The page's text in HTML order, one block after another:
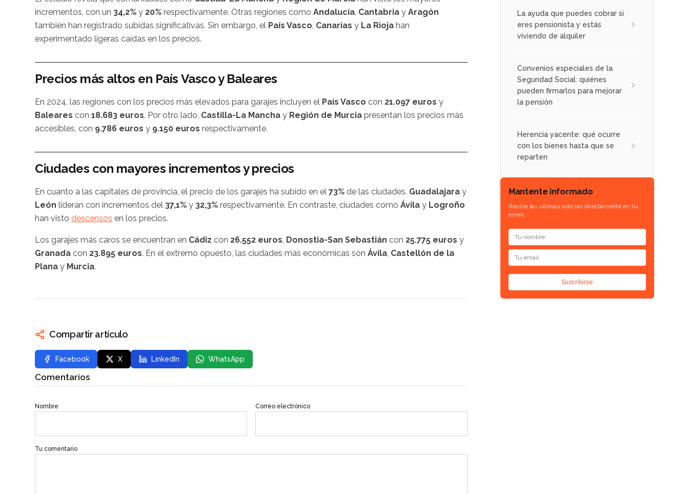
incrementos, con un 34,2% y 20% respectivamente. Otras regiones como Andalucía, Cantabria y Aragón
también han registrado subidas significativas. Sin embargo, el País Vasco, Canarias y La Rioja han
experimentado ligeras caídas en los precios.
Precios más altos en País Vasco y Baleares
En 2024, las regiones con los precios más elevados para garajes incluyen el País Vasco con 21.097 euros y
Baleares con 18.683 euros. Por otro lado, Castilla-La Mancha y Región de Murcia presentan los precios más
accesibles, con 9.786 euros y 9.150 euros respectivamente.
Ciudades con mayores incrementos y precios
En cuanto a las capitales de provincia, el precio de los garajes ha subido en el 73% de las ciudades. Guadalajara y
León lideran con incrementos del 37,1% y 32,3% respectivamente. En contraste, ciudades como Ávila y Logroño
han visto descensos en los precios.
Los garajes más caros se encuentran en Cádiz con 26.552 euros, Donostia-San Sebastián con 25.775 euros y
Granada con 23.895 euros. En el extremo opuesto, las ciudades más económicas son Ávila, Castellón de la
Plana y Murcia.
Compartir artículo
Facebook X LinkedIn WhatsApp
Comentarios
Nombre Correo electrónico
Tu comentario
La ayuda que puedes cobrar si
eres pensionista y estás
viviendo de alquiler
Convenios especiales de la
Seguridad Social: quiénes
pueden firmarlos para mejorar
la pensión
Herencia yacente: qué ocurre
con los bienes hasta que se
reparten
Mantente informado
Recibe las últimas noticias directamente en tu
email.
Suscribirse